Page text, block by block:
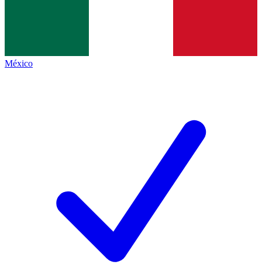
México